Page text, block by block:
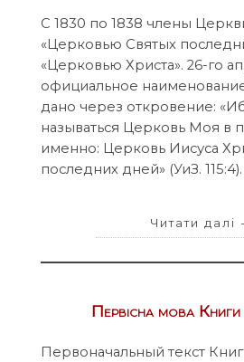
С 1830 по 1838 члены
«Церковью Святых
«Церковью Христа». 26-го
официальное
дано через откровение:
называться Церковь Моя в
именно: Церковь Иисуса
последних дней» (УиЗ. 115:4).
Читати далі
Первісна мова
Первоначальный текст